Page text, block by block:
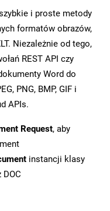
i proste metody
formatów obrazów,
Niezależnie od tego,
REST API czy
Word do
PNG, BMP, GIF i
APIs.
Request, aby
instancji klasy